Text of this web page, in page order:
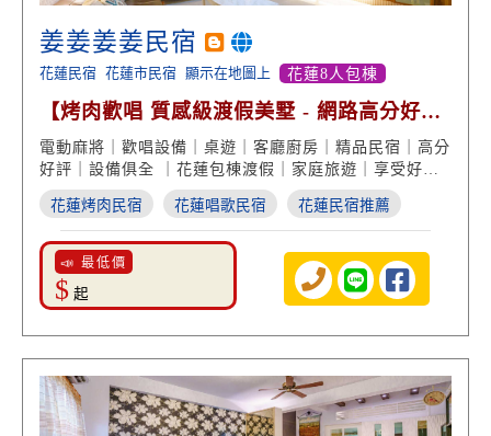
姜姜姜姜民宿
花蓮民宿 花蓮市民宿 顯示在地圖上 花蓮8人包棟
【烤肉歡唱 質感級渡假美墅 - 網路高分好評
回饋】
電動麻將｜歡唱設備｜桌遊｜客廳廚房｜精品民宿｜高分
好評｜設備俱全 ｜花蓮包棟渡假｜家庭旅遊｜享受好友
歡聚
花蓮烤肉民宿 花蓮唱歌民宿 花蓮民宿推薦
📣 最低價
$ 起